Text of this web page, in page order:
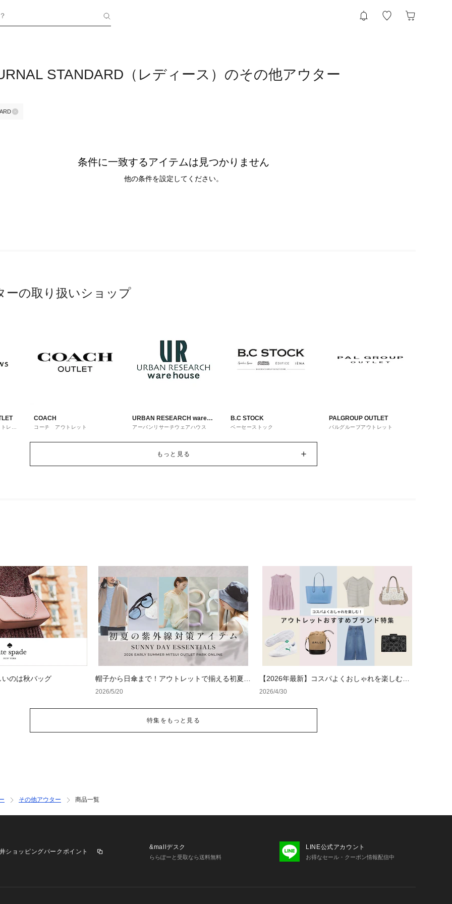
STANDARD（レディース）のその他アウター
条件に一致するアイテムは見つかりません
他の条件を設定してください。
ーの取り扱いショップ
レッ
COACH
コーチ アウトレット
URBAN RESEARCH ware
house
アーバンリサーチウェアハウス
B.C STOCK
ベーセーストック
PALGROUP OUTLET
パルグループアウトレット
もっと見る
のは秋バッグ
帽子から日傘まで！アウトレットで揃える初夏の
紫外線対策アイテム
2026/5/20
【2026年最新】コスパよくおしゃれを楽しむ！
レディースアウトレットおすすめブランド特集
2026/4/30
特集をもっと見る
その他アウター 商品一覧
ショッピングパークポイント
&mallデスク
ららぽーと受取なら送料無料
LINE公式アカウント
お得なセール・クーポン情報配信中